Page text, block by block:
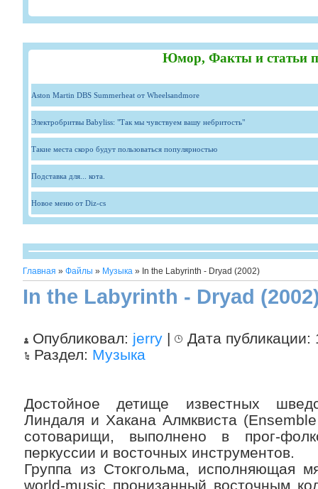
Юмор, Факты и статьи
Aston Martin DBS Summerheat от Wheelsandmore
Электробритвы Babyliss: "Так мы чувствуем вашу небритость"
Такие места скоро будут пользоваться популярностью
Подставка для... кота.
Новое меню от Diz-cs
Главная » Файлы » Музыка » In the Labyrinth - Dryad (2002)
In the Labyrinth - Dryad
Опубликовал: jerry | Дата публикации:
Раздел: Музыка
Достойное детище известных
Линдаля и Хакана Алмквиста
сотоварищи, выполнено в прог-
перкуссии и восточных инструментов.
Группа из Стокгольма, исполняющая
world-music пронизанный восточным